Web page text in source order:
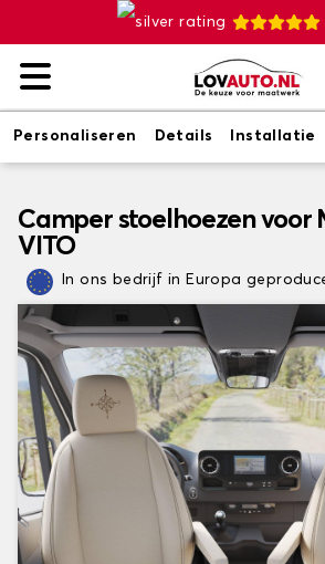
Personaliseren Details Installatie
Camper stoelhoezen voor
VITO
In ons bedrijf in Europa